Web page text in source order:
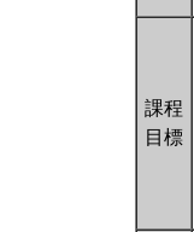
課程
目標